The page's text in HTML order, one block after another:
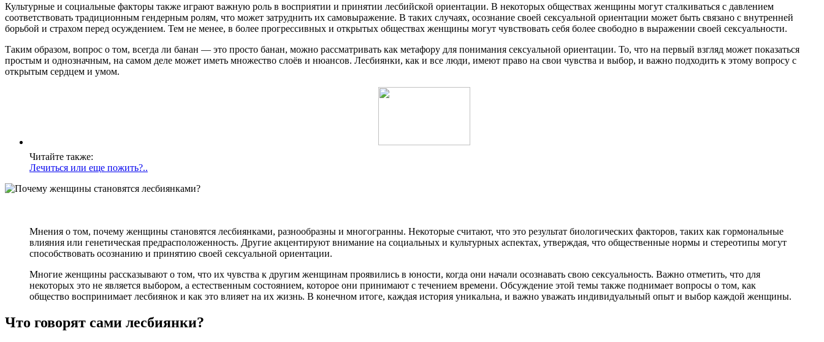
Культурные и социальные факторы также играют важную роль в восприятии и принятии лесбийской ориентации. В некоторых обществах женщины могут сталкиваться с давлением
соответствовать традиционным гендерным ролям, что может затруднить их самовыражение. В таких случаях, осознание своей сексуальной ориентации может быть связано с внутренней
борьбой и страхом перед осуждением. Тем не менее, в более прогрессивных и открытых обществах женщины могут чувствовать себя более свободно в выражении своей сексуальности.
Таким образом, вопрос о том, всегда ли банан — это просто банан, можно рассматривать как метафору для понимания сексуальной ориентации. То, что на первый взгляд может показаться
простым и однозначным, на самом деле может иметь множество слоёв и нюансов. Лесбиянки, как и все люди, имеют право на свои чувства и выбор, и важно подходить к этому вопросу с
открытым сердцем и умом.
Читайте также:
Лечиться или еще пожить?..
Мнения о том, почему женщины становятся лесбиянками, разнообразны и многогранны. Некоторые считают, что это результат биологических факторов, таких как гормональные
влияния или генетическая предрасположенность. Другие акцентируют внимание на социальных и культурных аспектах, утверждая, что общественные нормы и стереотипы могут
способствовать осознанию и принятию своей сексуальной ориентации.
Многие женщины рассказывают о том, что их чувства к другим женщинам проявились в юности, когда они начали осознавать свою сексуальность. Важно отметить, что для
некоторых это не является выбором, а естественным состоянием, которое они принимают с течением времени. Обсуждение этой темы также поднимает вопросы о том, как
общество воспринимает лесбиянок и как это влияет на их жизнь. В конечном итоге, каждая история уникальна, и важно уважать индивидуальный опыт и выбор каждой женщины.
Что говорят сами лесбиянки?